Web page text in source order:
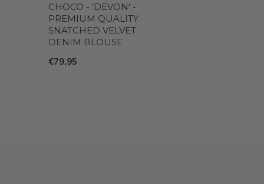
CHOCO - 'DEVON' -
PREMIUM QUALITY
SNATCHED VELVET
DENIM BLOUSE
€79,95